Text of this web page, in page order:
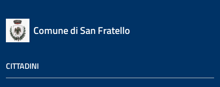
Comune di San Fratello
CITTADINI